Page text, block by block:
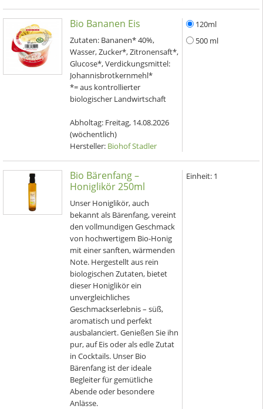
Bio Bananen Eis
Zutaten: Bananen* 40%,
Wasser, Zucker*, Zitronensaft*,
Glucose*, Verdickungsmittel:
Johannisbrotkernmehl*
*= aus kontrollierter
biologischer Landwirtschaft
Abholtag: Freitag, 14.08.2026
(wöchentlich)
Hersteller: Biohof Stadler
120ml
500 ml
Bio Bärenfang –
Honiglikör 250ml
Unser Honiglikör, auch
bekannt als Bärenfang, vereint
den vollmundigen Geschmack
von hochwertigem Bio-Honig
mit einer sanften, wärmenden
Note. Hergestellt aus rein
biologischen Zutaten, bietet
dieser Honiglikör ein
unvergleichliches
Geschmackserlebnis – süß,
aromatisch und perfekt
ausbalanciert. Genießen Sie ihn
pur, auf Eis oder als edle Zutat
in Cocktails. Unser Bio
Bärenfang ist der ideale
Begleiter für gemütliche
Abende oder besondere
Anlässe.
Einheit: 1